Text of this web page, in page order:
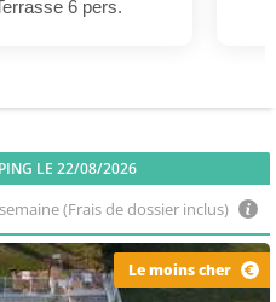
6 pers.
LE 22/08/2026
(Frais de dossier inclus)
Le moins cher